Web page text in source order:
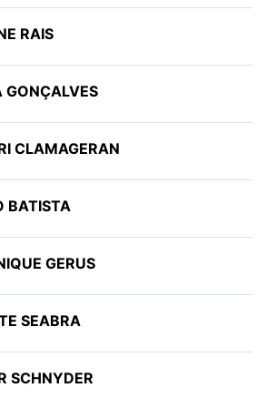
RAIS
GONÇALVES
CLAMAGERAN
BATISTA
GERUS
SEABRA
SCHNYDER